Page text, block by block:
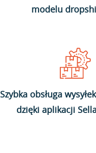
modelu
Szybka obsługa
dzięki aplikacji